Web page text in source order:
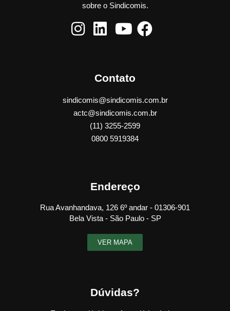
sobre o Sindicomis.
Contato
sindicomis@sindicomis.com.br
actc@sindicomis.com.br
(11) 3255-2599
0800 5919384
Endereço
Rua Avanhandava, 126 6º andar - 01306-901
Bela Vista - São Paulo - SP
VER MAPA
Dúvidas?